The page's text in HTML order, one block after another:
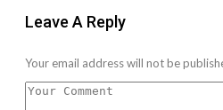
Leave A Reply
Your email address will not be